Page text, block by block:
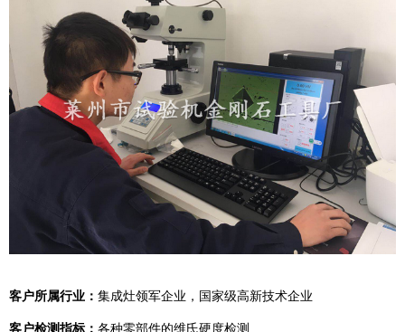
客户所属行业： 集成灶领军企业，国家级高新技术企业
客户检测指标： 各种零部件的维氏硬度检测